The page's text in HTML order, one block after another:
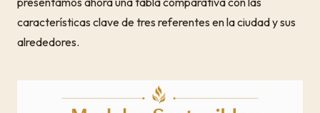
características clave de tres referentes en la ciudad y sus
alrededores.